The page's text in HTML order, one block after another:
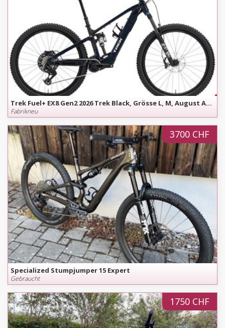
Trek Fuel+ EX8 Gen2 2026 Trek Black, Grösse L, M, August Angebot
Fabrikneu
3700 CHF
Specialized Stumpjumper 15 Expert
Gebraucht
1750 CHF